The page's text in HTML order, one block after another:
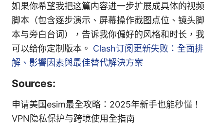
如果你希望我把这篇内容进一步扩展成具体的视频
脚本（包含逐步演示、屏幕操作截图点位、镜头脚
本与旁白台词），告诉我你偏好的风格和时长，我
可以给你定制版本。 Clash订阅更新失败：全面排
解、影響因素與最佳替代解決方案
Sources:
申请美国esim最全攻略：2025年新手也能秒懂！
VPN隐私保护与跨境使用全指南